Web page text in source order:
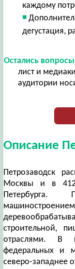
каждому
дегустация,
Остались
лист и
аудитории
Описание
Петрозаводск
Москвы и в 412
Петербурга.
строительной,
отраслями. В
федеральных и
северо-западнее